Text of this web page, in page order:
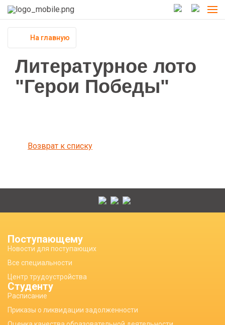
На главную
Литературное лото
"Герои Победы"
Возврат к списку
Поступающему
Новости для поступающих
Все специальности
Центр трудоустройства
Студенту
Расписание
Приказы о ликвидации задолженности